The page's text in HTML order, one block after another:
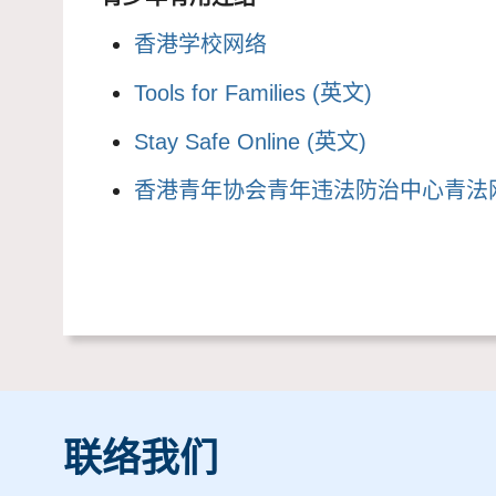
香港学校网络
Tools for Families (英文)
Stay Safe Online (英文)
香港青年协会青年违法防治中心青法
联络我们